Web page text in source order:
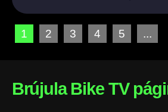
1 2 3 4 5 ...
Brújula Bike TV